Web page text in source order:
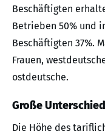
Beschäftigten
Betrieben 50% und
Beschäftigten 37%.
Frauen,
ostdeutsche.
Große
Die Höhe des